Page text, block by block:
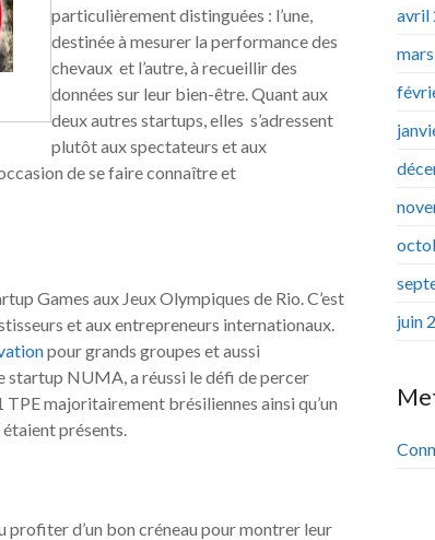
particulièrement distinguées : l’une,
destinée à mesurer la performance des
chevaux et l’autre, à recueillir des
données sur leur bien-être. Quant aux
deux autres startups, elles s’adressent
plutôt aux spectateurs et aux
de se faire connaître et
Games aux Jeux Olympiques de Rio. C’est
et aux entrepreneurs internationaux.
pour grands groupes et aussi
startup NUMA, a réussi le défi de percer
majoritairement brésiliennes ainsi qu’un
présents.
profiter d’un bon créneau pour montrer leur
avril
juin